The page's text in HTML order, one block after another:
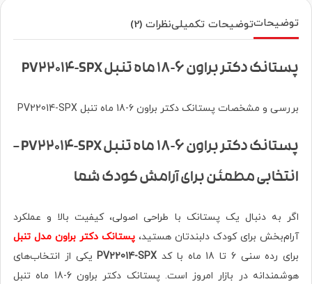
توضیحاتتوضیحات تکمیلینظرات (2)
پستانک دکتر براون 6-18 ماه تنبل PV22014-SPX
بررسی و مشخصات پستانک دکتر براون 6-18 ماه تنبل PV22014-SPX
پستانک دکتر براون 6-18 ماه تنبل PV22014-SPX –
انتخابی مطمئن برای آرامش کودک شما
اگر به دنبال یک پستانک با طراحی اصولی، کیفیت بالا و عملکرد
آرام‌بخش برای کودک دلبندتان هستید، پستانک دکتر براون مدل تنبل
برای رده سنی 6 تا 18 ماه با کد
PV22014-SPXیکی از انتخاب‌های
هوشمندانه در بازار امروز است. پستانک دکتر براون 6-18 ماه تنبل